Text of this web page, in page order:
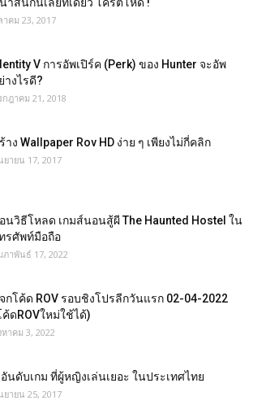
าคม 23, 2017
V การอัพเปิร์ค (Perk) ของ Hunter จะอัพ
างไรดี?
กฎาคม 21, 2018
าง Wallpaper Rov HD ง่าย ๆ เพียงไม่กี่คลิก
ยายน 17, 2017
นวิธีโหลด เกมส์นอนสู้ผี The Haunted Hostel ใน
รศัพท์มือถือ
ภาพันธ์ 17, 2022
กโค้ด ROV รอบชิงโปรลีกวันแรก 02-04-2022
ค้ดROVใหม่ใช้ได้)
หาคม 3, 2022
อันดับเกม ที่ผู้หญิงเล่นเยอะ ในประเทศไทย
ยายน 25, 2017